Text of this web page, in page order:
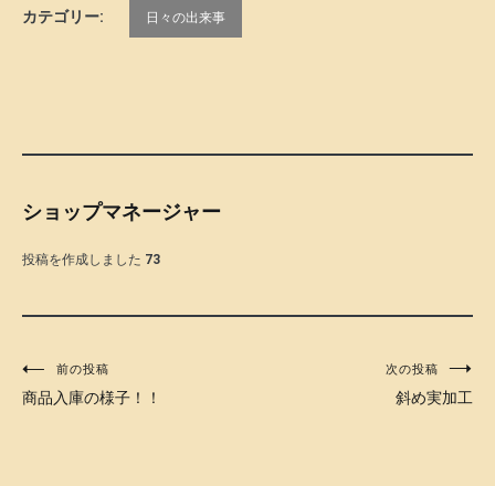
カテゴリー: 日々の出来事
ショップマネージャー
投稿を作成しました 73
投
稿
前の投稿
商品入庫の様子！！
次の投稿
斜め実加工